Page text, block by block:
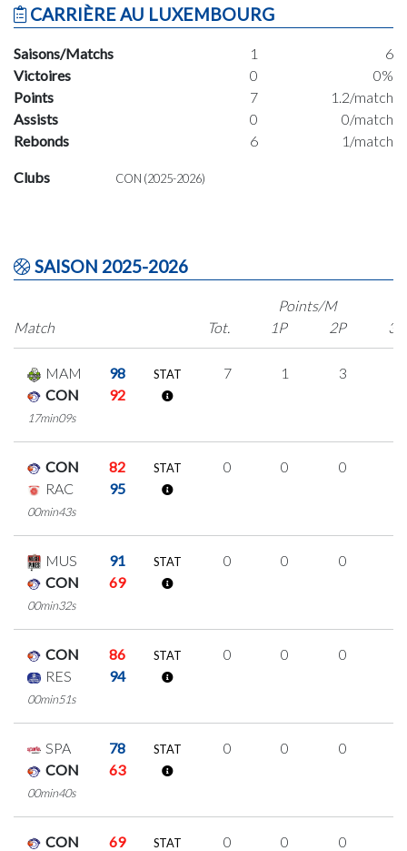
CARRIÈRE AU LUXEMBOURG
Saisons/Matchs 1
6
Victoires
0
0%
Points
7
1.2/match
Assists
0
0/match
Rebonds
6 1/match
Clubs CON (2025-2026)
SAISON 2025-2026
Match
Points/M
Tot.
1P 2P 3P
MAM
98
CON
92
17min09s
STAT 7 1 3
CON
82
RAC
95
00min43s
STAT 0 0 0
MUS
91
CON
69
00min32s
STAT 0 0 0
CON
86
RES
94
00min51s
STAT 0 0 0
SPA
78
CON
63
00min40s
STAT 0 0 0
CON
69
STAT 0 0 0